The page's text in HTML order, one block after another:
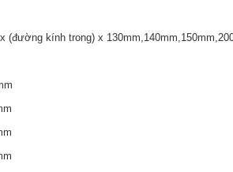
(đường kính trong) x